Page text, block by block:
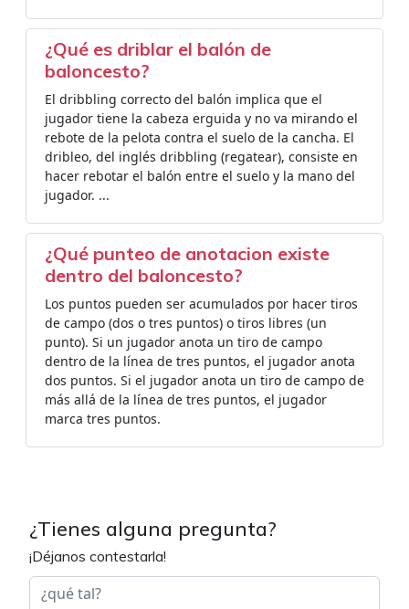
¿Qué es driblar el balón de
baloncesto?
El dribbling correcto del balón implica que el
jugador tiene la cabeza erguida y no va mirando el
rebote de la pelota contra el suelo de la cancha. El
dribleo, del inglés dribbling (regatear), consiste en
hacer rebotar el balón entre el suelo y la mano del
jugador. ...
¿Qué punteo de anotacion existe
dentro del baloncesto?
Los puntos pueden ser acumulados por hacer tiros
de campo (dos o tres puntos) o tiros libres (un
punto). Si un jugador anota un tiro de campo
dentro de la línea de tres puntos, el jugador anota
dos puntos. Si el jugador anota un tiro de campo de
más allá de la línea de tres puntos, el jugador
marca tres puntos.
¿Tienes alguna pregunta?
¡Déjanos contestarla!